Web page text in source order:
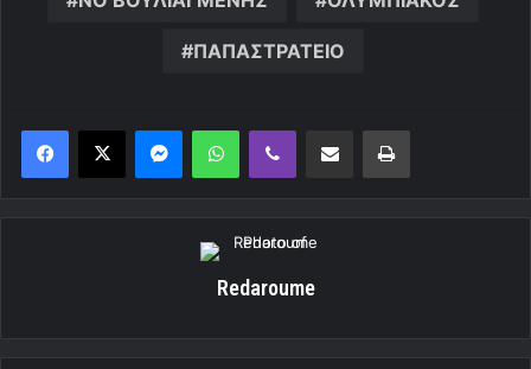
ΠΑΠΑΣΤΡΑΤΕΙΟ
MessengerWhatsAppViber Κοινοποίηση μέσω ηλεκτρονικού ταχυδρομείουΕκτύπωση
Redaroume